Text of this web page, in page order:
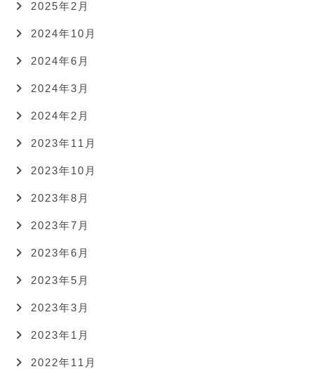
2025年2月
2024年10月
2024年6月
2024年3月
2024年2月
2023年11月
2023年10月
2023年8月
2023年7月
2023年6月
2023年5月
2023年3月
2023年1月
2022年11月